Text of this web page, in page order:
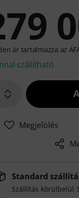
ár tartalmazza az
szállítható
Megjelölés
Standard
Szállítás körülbelül